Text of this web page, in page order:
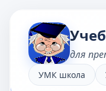
для
УМК школа